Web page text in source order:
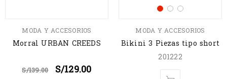
MODA Y ACCESORIOS
Morral URBAN CREEDS
S/139.00 S/129.00
MODA Y ACCESORIOS
Bikini 3 Piezas tipo short
201222